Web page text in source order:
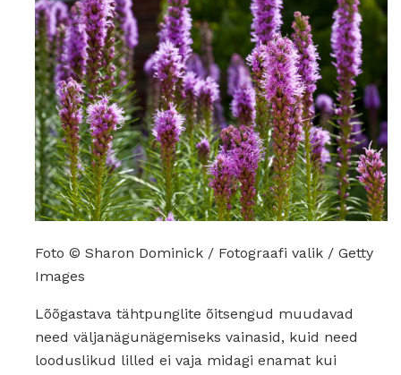
Foto © Sharon Dominick / Fotograafi valik / Getty
Images
Lõõgastava tähtpunglite õitsengud muudavad
need väljanägunägemiseks vainasid, kuid need
looduslikud lilled ei vaja midagi enamat kui